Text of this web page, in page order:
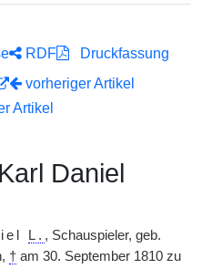
RDF
Druckfassung
vorheriger Artikel
Artikel
Daniel
L. , Schauspieler, geb.
† am 30. September 1810 zu